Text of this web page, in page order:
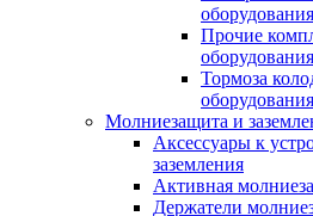
оборудования
Прочие
оборудования
Тормоза
оборудования
Молниезащита и
Аксессуары к
заземления
Активная
Держатели